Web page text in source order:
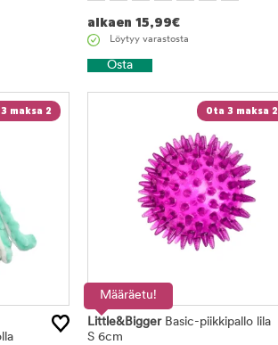
alkaen 15,99€
Löytyy varastosta
Osta
maksa 2 Ota 3 maksa 2
Määräetu!
Little&BiggerBasic-piikkipallo lila
S 6cm